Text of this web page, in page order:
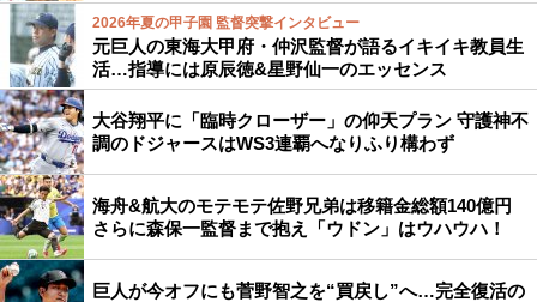
2026年夏の甲子園 監督突撃インタビュー
元巨人の東海大甲府・仲沢監督が語るイキイキ教員生
活…指導には原辰徳&星野仙一のエッセンス
大谷翔平に「臨時クローザー」の仰天プラン 守護神不
調のドジャースはWS3連覇へなりふり構わず
海舟&航大のモテモテ佐野兄弟は移籍金総額140億円
さらに森保一監督まで抱え「ウドン」はウハウハ！
巨人が今オフにも菅野智之を“買戻し”へ…完全復活の